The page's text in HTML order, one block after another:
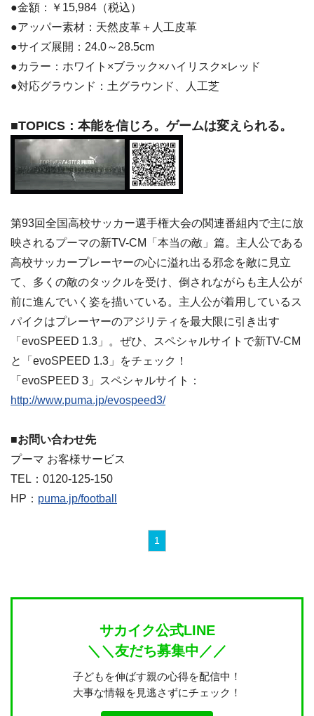
●金額：￥15,984（税込）
●アッパー素材：天然皮革＋人工皮革
●サイズ展開：24.0～28.5cm
●カラー：ホワイト×ブラック×ハイリスク×レッド
●対応グラウンド：土グラウンド、人工芝
■TOPICS：本能を信じろ。ゲームは変えられる。
第93回全国高校サッカー選手権大会の関連番組内で主に放
映されるプーマの新TV-CM「本当の敵」篇。主人公である
高校サッカープレーヤーの心に溢れ出る邪念を敵に見立
て、多くの敵のタックルを受け、倒されながらも主人公が
前に進んでいく姿を描いている。主人公が着用しているス
パイクはプレーヤーのアジリティを最大限に引き出す
「evoSPEED 1.3」。ぜひ、スペシャルサイトで新TV-CM
と「evoSPEED 1.3」をチェック！
「evoSPEED 3」スペシャルサイト：
http://www.puma.jp/evospeed3/
■お問い合わせ先
プーマ お客様サービス
TEL：0120-125-150
HP： puma.jp/football
1
サカイク公式LINE
＼＼友だち募集中／／
子どもを伸ばす親の心得を配信中！
大事な情報を見逃さずにチェック！